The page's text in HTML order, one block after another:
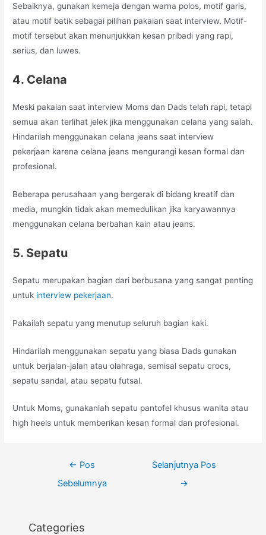
Sebaiknya, gunakan kemeja dengan warna polos, motif garis,
atau motif batik sebagai pilihan pakaian saat interview. Motif-
motif tersebut akan menunjukkan kesan pribadi yang rapi,
serius, dan luwes.
4. Celana
Meski pakaian saat interview Moms dan Dads telah rapi, tetapi
semua akan terlihat jelek jika menggunakan celana yang salah.
Hindarilah menggunakan celana jeans saat interview
pekerjaan karena celana jeans mengurangi kesan formal dan
profesional.
Beberapa perusahaan yang bergerak di bidang kreatif dan
media, mungkin tidak akan memedulikan jika karyawannya
menggunakan celana berbahan kain atau jeans.
5. Sepatu
Sepatu merupakan bagian dari berbusana yang sangat penting
untuk interview pekerjaan.
Pakailah sepatu yang menutup seluruh bagian kaki.
Hindarilah menggunakan sepatu yang biasa Dads gunakan
untuk berjalan-jalan atau olahraga, semisal sepatu crocs,
sepatu sandal, atau sepatu futsal.
Untuk Moms, gunakanlah sepatu pantofel khusus wanita atau
high heels untuk memberikan kesan formal dan profesional.
← Pos
Sebelumnya
Selanjutnya Pos
→
Categories